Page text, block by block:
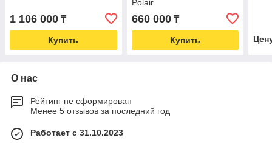
1 106 000 ₸
Купить
Polair
660 000₸
Купить
О нас
Рейтинг не сформирован
Менее 5 отзывов за последний год
Работает с 31.10.2023